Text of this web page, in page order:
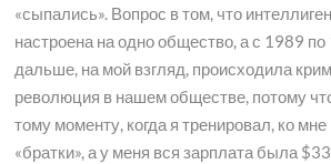
«сыпались». Вопрос в том, что
настроена на одно общество, а с 1989 по
дальше, на мой взгляд, происходила
революция в нашем обществе, потому
тому моменту, когда я тренировал, ко
«братки», а у меня вся зарплата была